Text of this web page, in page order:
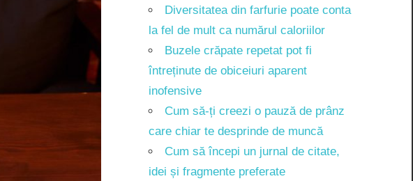
Diversitatea din farfurie poate conta
la fel de mult ca numărul caloriilor
Buzele crăpate repetat pot fi
întreținute de obiceiuri aparent
inofensive
Cum să-ți creezi o pauză de prânz
care chiar te desprinde de muncă
Cum să începi un jurnal de citate,
idei și fragmente preferate